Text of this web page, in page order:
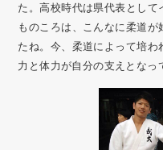
た。高校時代は県代表とし
ものころは、こんなに柔道
たね。今、柔道によって培
力と体力が自分の支えとなっ